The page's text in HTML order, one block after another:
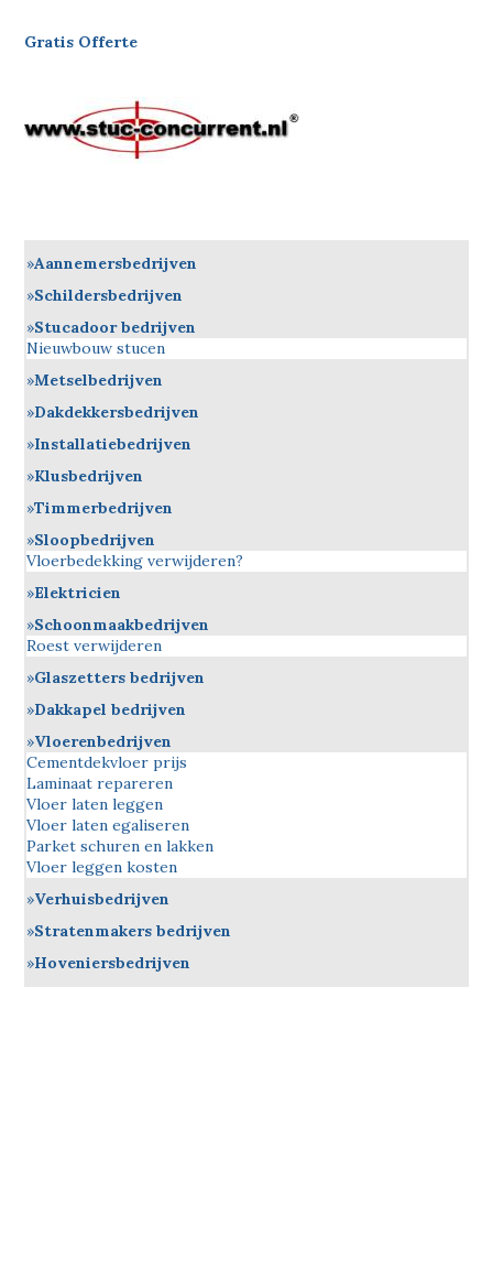
Gratis Offerte
Aannemersbedrijven
Schildersbedrijven
Stucadoor bedrijven
Nieuwbouw stucen
Metselbedrijven
Dakdekkersbedrijven
Installatiebedrijven
Klusbedrijven
Timmerbedrijven
Sloopbedrijven
Vloerbedekking verwijderen?
Elektricien
Schoonmaakbedrijven
Roest verwijderen
Glaszetters bedrijven
Dakkapel bedrijven
Vloerenbedrijven
Cementdekvloer prijs
Laminaat repareren
Vloer laten leggen
Vloer laten egaliseren
Parket schuren en lakken
Vloer leggen kosten
Verhuisbedrijven
Stratenmakers bedrijven
Hoveniersbedrijven